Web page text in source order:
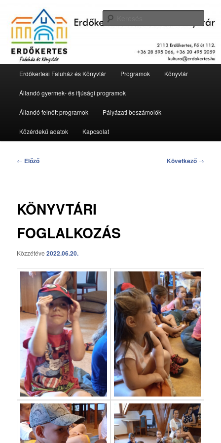
elsődleges
tartalomraErdőkertesi Faluház és Könyvtár
Erdőkertesi Faluház és Könyvtár Programok Könyvtár
Állandó gyermek- és ifjúsági programok
Állandó felnőtt programok Pályázati beszámolók
Közérdekű adatok Kapcsolat
Bejegyzés
← Előző Következő →
KÖNYVTÁRI
FOGLALKOZÁS
Közzétéve2022.06.20.